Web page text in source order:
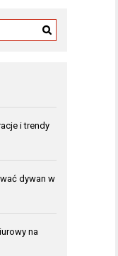
i trendy
dywan w
na